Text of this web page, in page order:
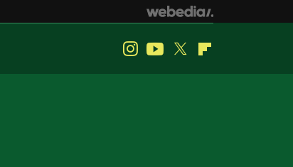
InstagramYoutube
Twitter